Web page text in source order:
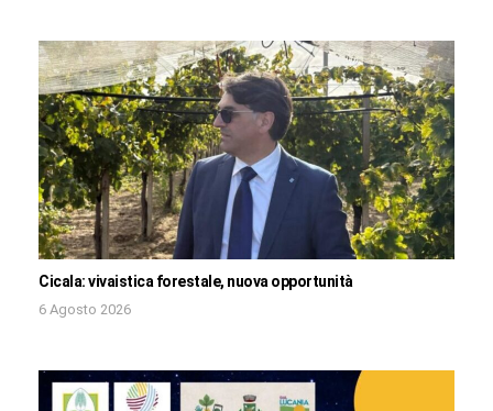
Cicala: vivaistica forestale, nuova opportunità
6 Agosto 2026